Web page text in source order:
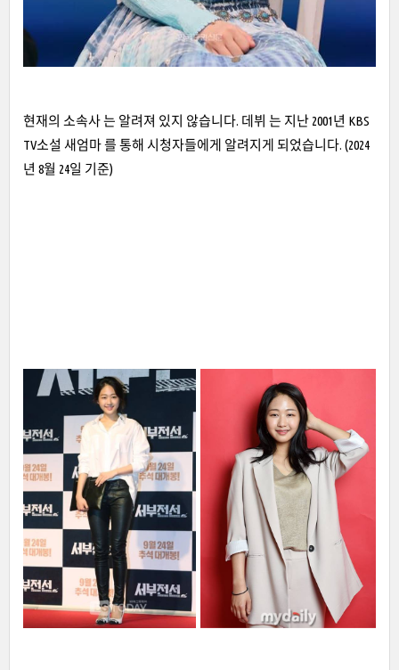
현재의 소속사 는 알려져 있지 않습니다. 데뷔 는 지난 2001년 KBS
TV소설 새엄마 를 통해 시청자들에게 알려지게 되었습니다. (2024
년 8월 24일 기준)